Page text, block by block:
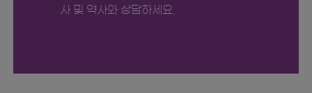
사 및 약사와 상담하세요.